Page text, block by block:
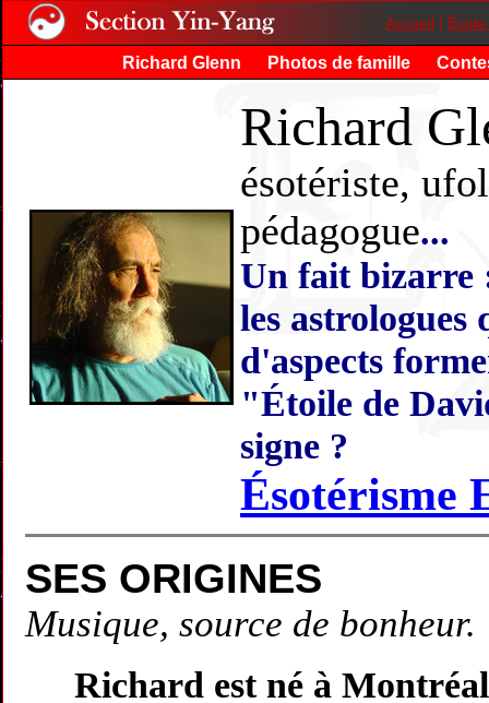
Accueil |
Richard Glenn Photos de famille
Richard
ésotériste,
pédagogue...
Un fait bizarre
les astrologues
d'aspects
"Étoile de
signe ?
Ésotérisme
SES ORIGINES
Musique, source de bonheur.
Richard est né à